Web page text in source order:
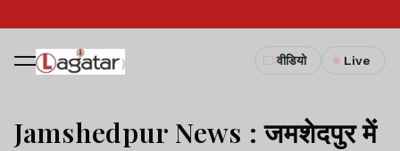
वीडियो Live
Jamshedpur News : जमशेदपुर में